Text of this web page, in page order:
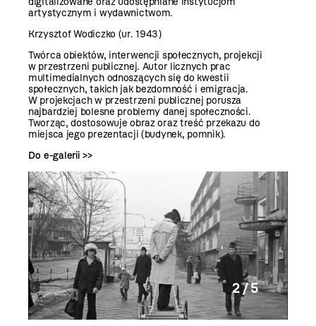
artystycznym i wydawnictwom.
Krzysztof Wodiczko (ur. 1943)
Twórca obiektów, interwencji społecznych, projekcji
w przestrzeni publicznej. Autor licznych prac
multimedialnych odnoszących się do kwestii
społecznych, takich jak bezdomność i emigracja.
W projekcjach w przestrzeni publicznej porusza
najbardziej bolesne problemy danej społeczności.
Tworząc, dostosowuje obraz oraz treść przekazu do
miejsca jego prezentacji (budynek, pomnik).
Do e-galerii >>
2 / 5